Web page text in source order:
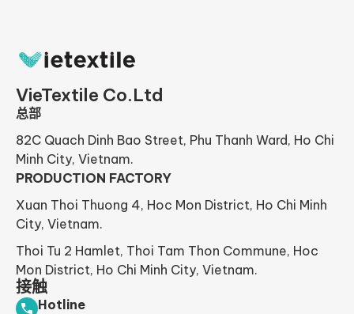
VieTextile Co.Ltd
总部
82C Quach Dinh Bao Street, Phu Thanh Ward, Ho Chi
Minh City, Vietnam.
PRODUCTION FACTORY
Xuan Thoi Thuong 4, Hoc Mon District, Ho Chi Minh
City, Vietnam.
Thoi Tu 2 Hamlet, Thoi Tam Thon Commune, Hoc
Mon District, Ho Chi Minh City, Vietnam.
接触
Hotline